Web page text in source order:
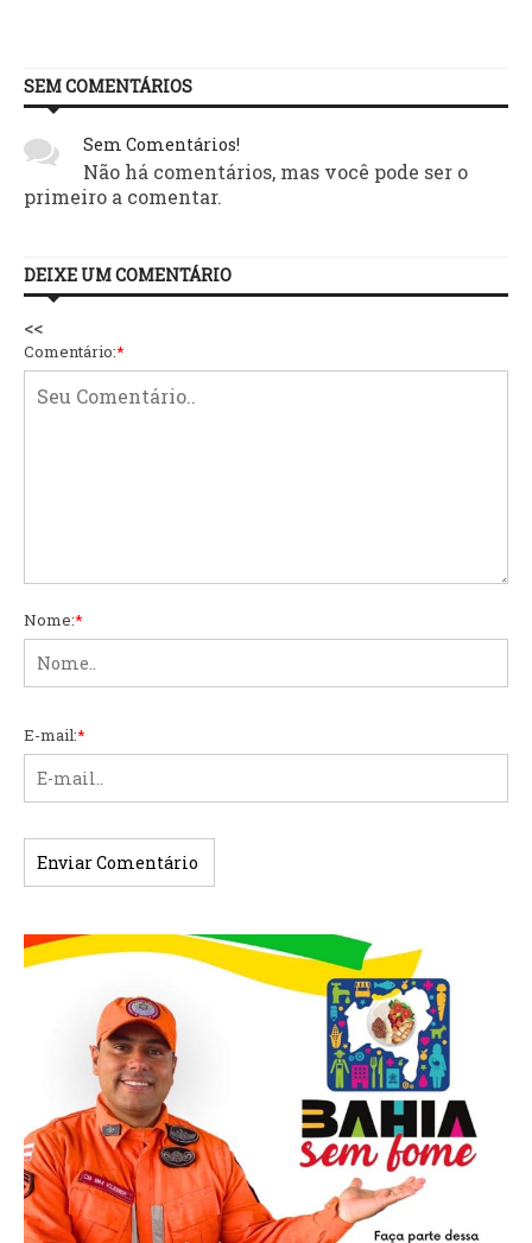
SEM COMENTÁRIOS
Sem Comentários!
Não há comentários, mas você pode ser o
primeiro a comentar.
DEIXE UM COMENTÁRIO
<<
Comentário:*
Nome:*
E-mail:*